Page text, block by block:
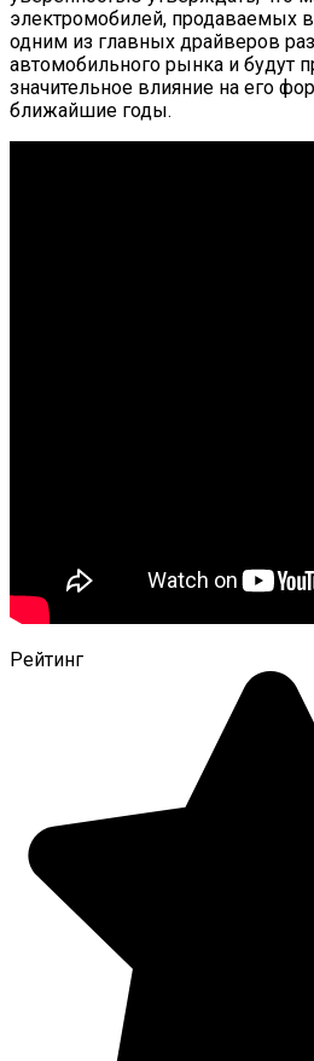
электромобилей, продаваемых
одним из главных драйверов
автомобильного рынка и будут
значительное влияние на его
ближайшие годы.
Рейтинг